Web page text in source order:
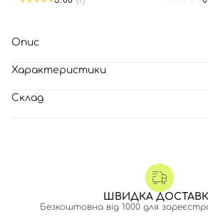
Опис
Характеристики
Склад
ШВИДКА
Безкоштовна від 1000 для